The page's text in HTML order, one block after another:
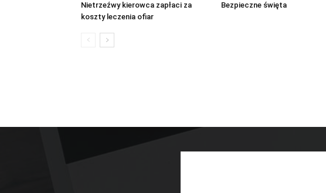
Nietrzeźwy kierowca zapłaci za
koszty leczenia ofiar
Bezpieczne święta